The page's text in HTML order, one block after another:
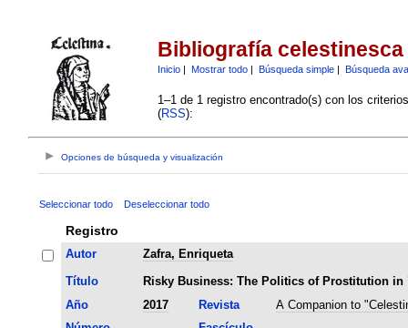
Bibliografía celestinesca
Inicio| Mostrar todo| Búsqueda simple| Búsqueda
1–1 de 1 registro encontrado(s) con los
(RSS):
Opciones de búsqueda y visualización
Seleccionar todo Deseleccionar todo
Registro
Autor
Zafra, Enriqueta
Título
Risky Business: The Politics of Prostitution in
Año
2017 Revista
A Companion to